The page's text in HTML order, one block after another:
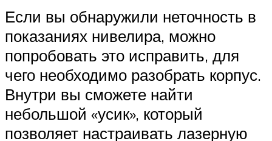
Если вы обнаружили неточность в
показаниях нивелира, можно
попробовать это исправить, для
чего необходимо разобрать корпус.
Внутри вы сможете найти
небольшой «усик», который
позволяет настраивать лазерную